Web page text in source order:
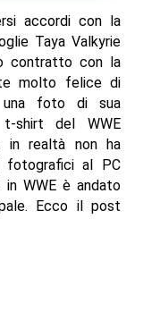
accordi con la
Taya Valkyrie
contratto con la
molto felice di
una foto di sua
shirt del WWE
in realtà non ha
fotografici al PC
WWE è andato
Ecco il post